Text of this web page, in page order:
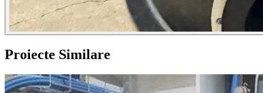
Proiecte Similare